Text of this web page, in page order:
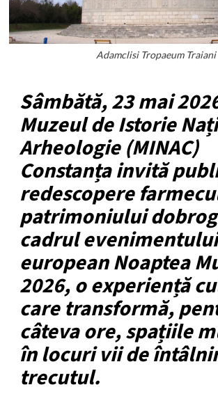
Adamclisi Tropaeum Traiani
Sâmbătă, 23 mai
Muzeul de Istorie
Arheologie (MINAC)
Constanța invită
redescopere
patrimoniului
cadrul evenimentului
european Noaptea
2026, o experiență
care transformă,
câteva ore, spațiile
în locuri vii de
trecutul.